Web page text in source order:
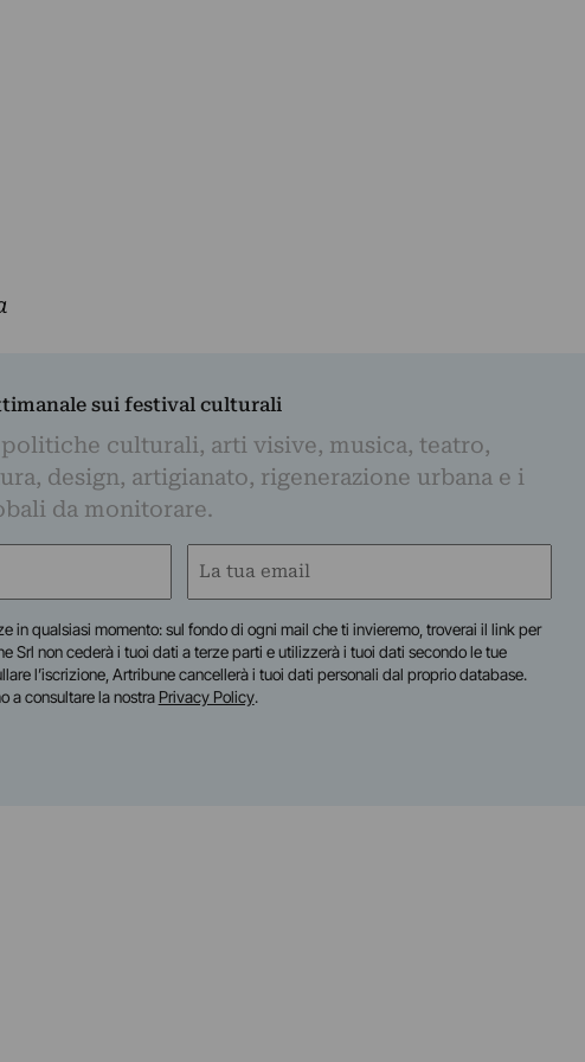
sui festival culturali
culturali, arti visive, musica, teatro,
design, artigianato, rigenerazione urbana e i
da monitorare.
Email
in qualsiasi momento: sul fondo di ogni mail che ti invieremo, troverai il link per
Srl non cederà i tuoi dati a terze parti e utilizzerà i tuoi dati secondo le tue
l’iscrizione, Artribune cancellerà i tuoi dati personali dal proprio database.
a consultare la nostra Privacy Policy.